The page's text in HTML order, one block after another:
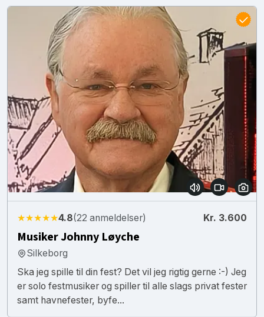
★★★★★4.8(22 anmeldelser) Kr. 3.600
Musiker Johnny Løyche
Silkeborg
Ska jeg spille til din fest? Det vil jeg rigtig gerne :-) Jeg
er solo festmusiker og spiller til alle slags privat fester
samt havnefester, byfe...